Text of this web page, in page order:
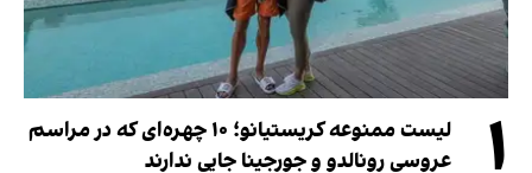
لیست ممنوعه کریستیانو؛ ۱۰ چهره‌ای که در مراسم
عروسی رونالدو و جورجینا جایی ندارند